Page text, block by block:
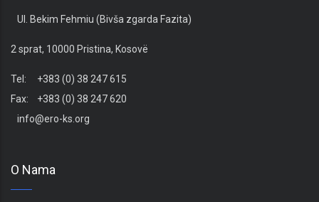
Ul. Bekim Fehmiu (Bivša zgarda Fazita)
2 sprat, 10000 Pristina, Kosovë
Tel: +383 (0) 38 247 615
Fax: +383 (0) 38 247 620
info@ero-ks.org
O Nama